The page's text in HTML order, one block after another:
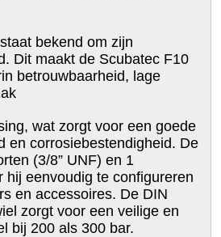
bekend om zijn
Dit maakt de Scubatec F10
betrouwbaarheid, lage
wat zorgt voor een goede
en corrosiebestendigheid. De
(3/8” UNF) en 1
hij eenvoudig te configureren
en accessoires. De DIN
zorgt voor een veilige en
bij 200 als 300 bar.